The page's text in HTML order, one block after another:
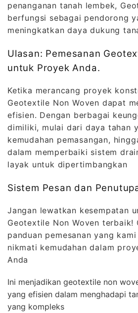
penanganan tanah lembek,
berfungsi sebagai pendorong
meningkatkan daya dukung
Ulasan: Pemesanan
untuk Proyek Anda.
Ketika merancang proyek
Geotextile Non Woven dapat
efisien. Dengan berbagai
dimiliki, mulai dari daya tahan
kemudahan pemasangan,
dalam memperbaiki sistem
layak untuk dipertimbangkan
Sistem Pesan dan
Jangan lewatkan kesempatan
Geotextile Non Woven terbaik!
panduan pemesanan yang
nikmati kemudahan dalam
Anda
Ini menjadikan geotextile non
yang efisien dalam menghadapi
yang kompleks